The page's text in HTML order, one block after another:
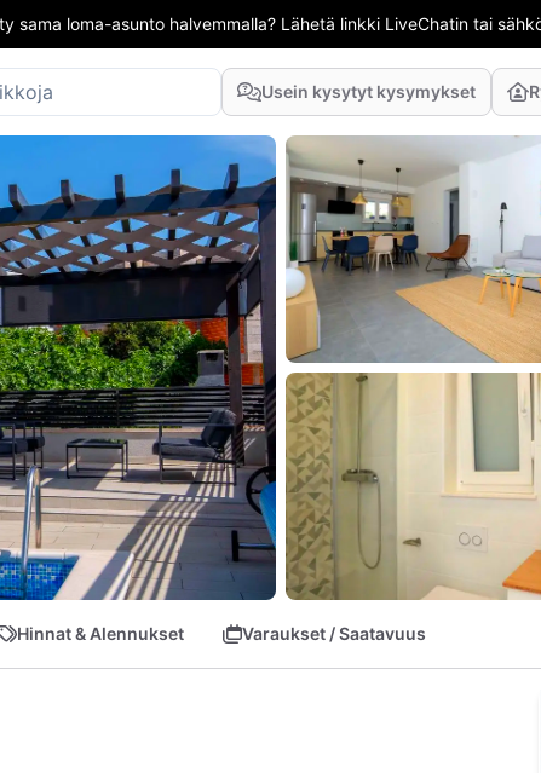
sama loma-asunto halvemmalla? Lähetä linkki LiveChatin tai
Usein kysytyt kysymykset
Hinnat & Alennukset Varaukset / Saatavuus